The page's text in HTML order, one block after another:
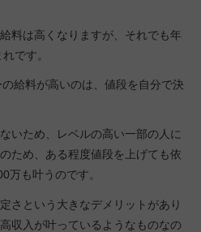
料は高くなりますが、それでも年
です。
給料が高いのは、値段を自分で決
いため、レベルの高い一部の人に
ため、ある程度値段を上げても依
万も叶うのです。
さという大きなデメリットがあり
収入が叶っているようなものなの